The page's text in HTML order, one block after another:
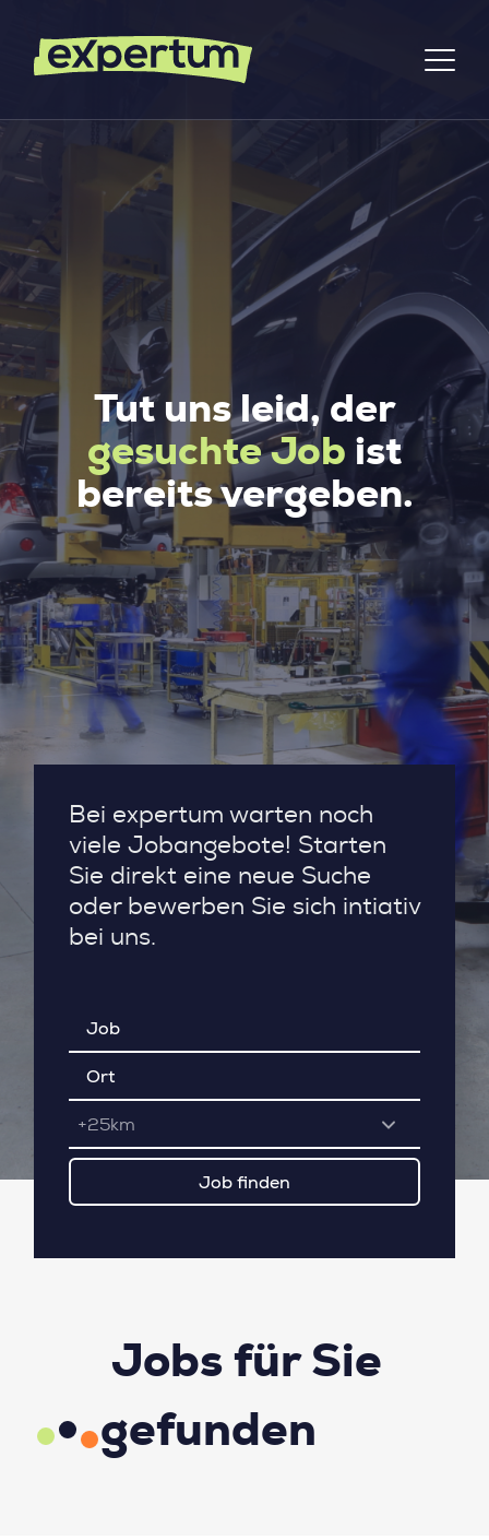
Tut uns leid, der
gesuchte Job ist
bereits vergeben.
Bei expertum warten noch
viele Jobangebote! Starten
Sie direkt eine neue Suche
oder bewerben Sie sich intiativ
bei uns.
+25km